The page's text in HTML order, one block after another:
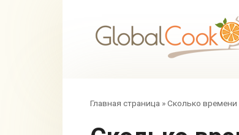
Главная страница »Сколько времени